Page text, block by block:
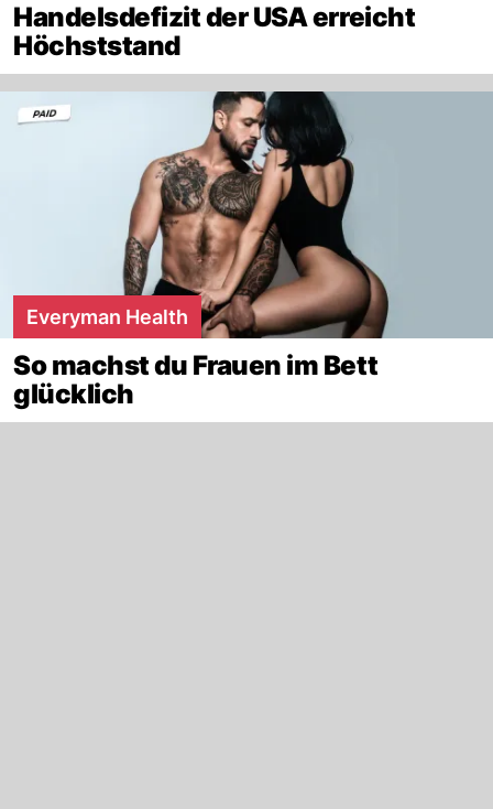
Handelsdefizit der USA erreicht
Höchststand
Everyman Health
So machst du Frauen im Bett
glücklich